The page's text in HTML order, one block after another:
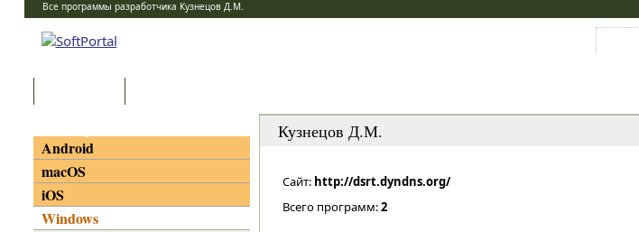
Все программы разработчика Кузнецов Д.М.
Кузнецов Д.М.
Сайт: http://dsrt.dyndns.org/
Всего программ:2
Android
macOS
iOS
Windows